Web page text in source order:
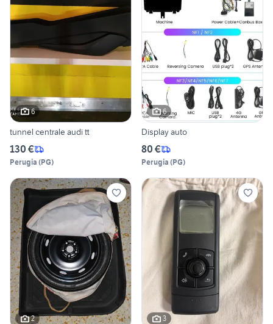
6
tunnel centrale audi tt
130 €
Perugia (PG)
6
Display auto
80 €
Perugia (PG)
2 3